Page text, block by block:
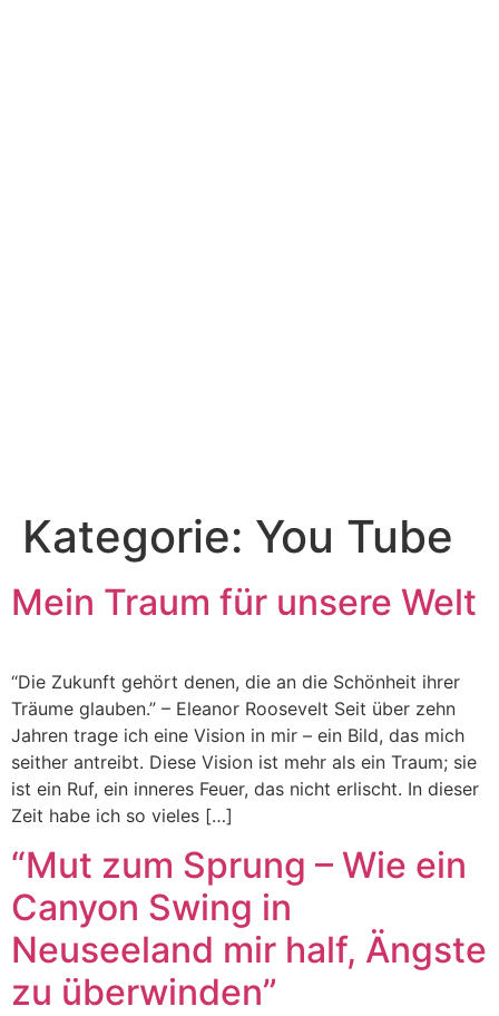
Kategorie: You Tube
Mein Traum für unsere Welt
“Die Zukunft gehört denen, die an die Schönheit ihrer
Träume glauben.” – Eleanor Roosevelt Seit über zehn
Jahren trage ich eine Vision in mir – ein Bild, das mich
seither antreibt. Diese Vision ist mehr als ein Traum; sie
ist ein Ruf, ein inneres Feuer, das nicht erlischt. In dieser
Zeit habe ich so vieles […]
“Mut zum Sprung – Wie ein
Canyon Swing in
Neuseeland mir half, Ängste
zu überwinden”